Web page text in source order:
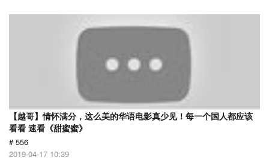
【越哥】情怀满分，这么美的华语电影真少见！每一个国人都应该
看看 速看《甜蜜蜜》
# 556
2019-04-17 10:39